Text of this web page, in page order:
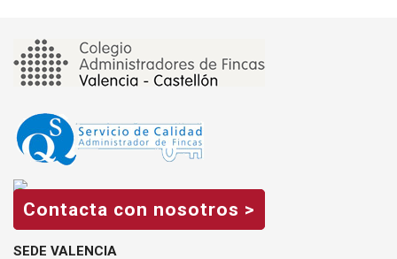
Contacta con nosotros >
SEDE VALENCIA